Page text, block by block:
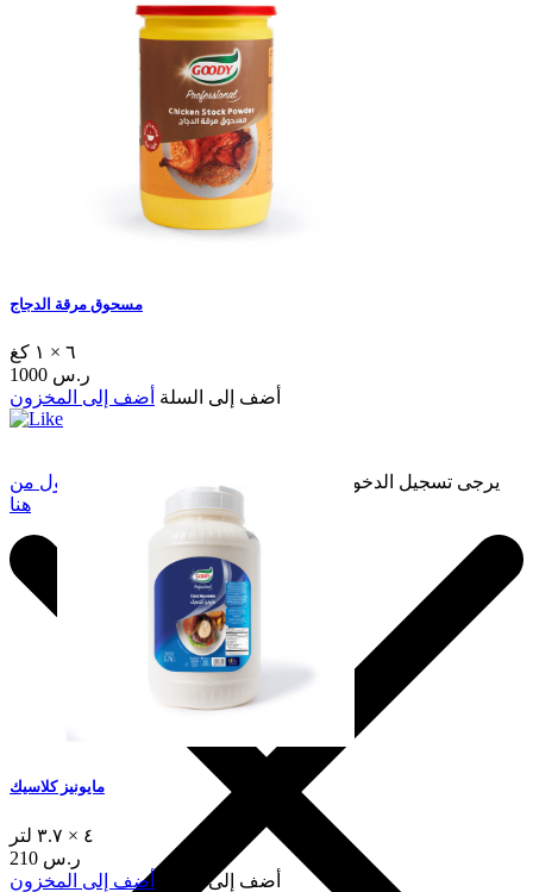
مسحوق مرقة الدجاج
٦ × ١ كغ
1000 ر.س
أضف إلى السلة أضف إلى المخزون
يرجى تسجيل الدخول لإضافة هذا إلى المفضلة.
سجّل الدخول من
هنا
مايونيز كلاسيك
٤ × ٣.٧ لتر
210 ر.س
أضف إلى السلة
أضف إلى المخزون